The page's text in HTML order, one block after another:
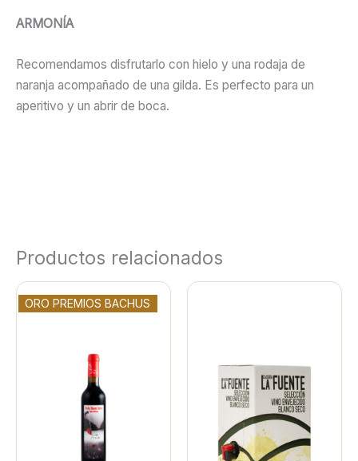
ARMONÍA
Recomendamos disfrutarlo con hielo y una rodaja de
naranja acompañado de una gilda. Es perfecto para un
aperitivo y un abrir de boca.
Productos relacionados
ORO PREMIOS BACHUS